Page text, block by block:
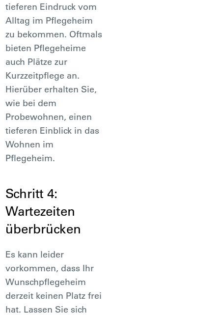
tieferen Eindruck vom
Alltag im Pflegeheim
zu bekommen. Oftmals
bieten Pflegeheime
auch Plätze zur
Kurzzeitpflege an.
Hierüber erhalten Sie,
wie bei dem
Probewohnen, einen
tieferen Einblick in das
Wohnen im
Pflegeheim.
Schritt 4:
Wartezeiten
überbrücken
Es kann leider
vorkommen, dass Ihr
Wunschpflegeheim
derzeit keinen Platz frei
hat. Lassen Sie sich